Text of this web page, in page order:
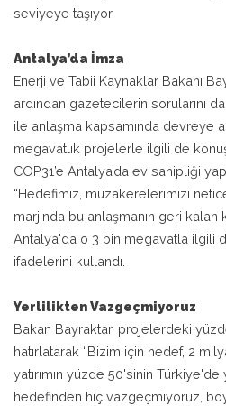
seviyeye taşıyor.
Antalya’da İmza
Enerji ve Tabii Kaynaklar Bakanı
ardından gazetecilerin sorularını
ile anlaşma kapsamında devreye
megavatlık projelerle ilgili de
COP31’e Antalya’da ev sahipliği
“Hedefimiz, müzakerelerimizi
marjında bu anlaşmanın geri kalan
Antalya'da o 3 bin megavatla ilgili
ifadelerini kullandı.
Yerlilikten Vazgeçmiyoruz
Bakan Bayraktar, projelerdeki
hatırlatarak “Bizim için hedef, 2
yatırımın yüzde 50'sinin Türkiye'de
hedefinden hiç vazgeçmiyoruz,